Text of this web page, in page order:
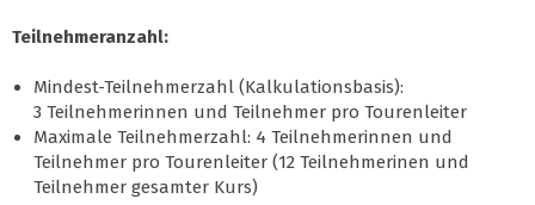
Teilnehmeranzahl:
Mindest-Teilnehmerzahl (Kalkulationsbasis):
3 Teilnehmerinnen und Teilnehmer pro Tourenleiter
Maximale Teilnehmerzahl: 4 Teilnehmerinnen und
Teilnehmer pro Tourenleiter (12 Teilnehmerinen und
Teilnehmer gesamter Kurs)